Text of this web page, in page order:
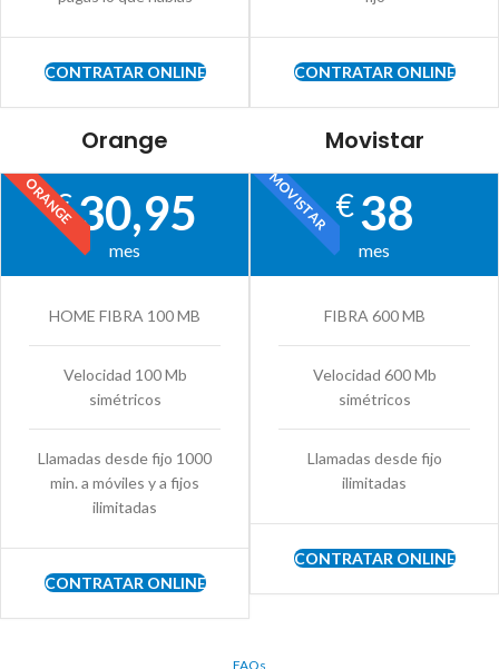
CONTRATAR ONLINE CONTRATAR ONLINE
Orange
ORANGE
€30,95
mes
HOME FIBRA 100 MB
Velocidad 100 Mb
simétricos
Llamadas desde fijo 1000
min. a móviles y a fijos
ilimitadas
CONTRATAR ONLINE
Movistar
MOVISTAR€38
mes
FIBRA 600 MB
Velocidad 600 Mb
simétricos
Llamadas desde fijo
ilimitadas
CONTRATAR ONLINE
FAQs